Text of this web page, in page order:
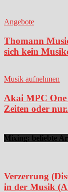
Angebote
Thomann
sich kein
Musik aufnehmen
Akai MPC One
Zeiten oder
Mixing: beliebte
Verzerrung
in der Musik